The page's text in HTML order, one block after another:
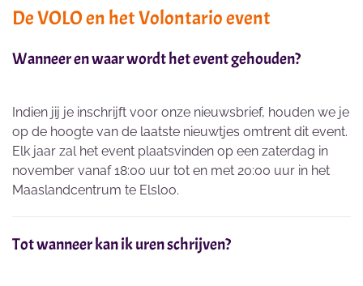
De VOLO en het Volontario event
Wanneer en waar wordt het event gehouden?
Indien jij je inschrijft voor onze nieuwsbrief, houden we je
op de hoogte van de laatste nieuwtjes omtrent dit event.
Elk jaar zal het event plaatsvinden op een zaterdag in
november vanaf 18:00 uur tot en met 20:00 uur in het
Maaslandcentrum te Elsloo.
Tot wanneer kan ik uren schrijven?